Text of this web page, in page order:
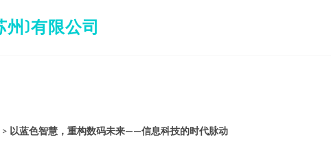
州)有限公司
> 以蓝色智慧，重构数码未来——信息科技的时代脉动